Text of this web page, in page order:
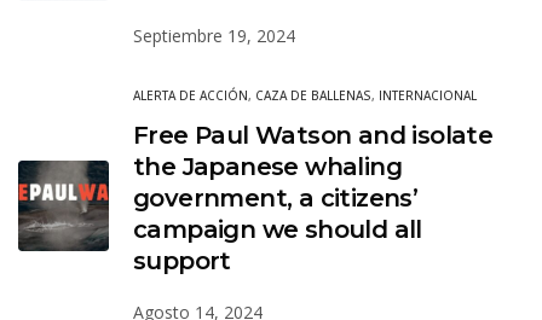
Septiembre 19, 2024
ALERTA DE ACCIÓN, CAZA DE BALLENAS, INTERNACIONAL
Free Paul Watson and isolate
the Japanese whaling
government, a citizens’
campaign we should all
support
Agosto 14, 2024